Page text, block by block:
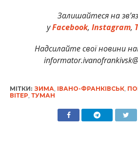
Залишайтеся на
уFacebook, Instagram,
Надсилайте свої новини
МІТКИ: ЗИМА ІВАНО-ФРАНКІВСЬК,
ВІТЕР ТУМАН